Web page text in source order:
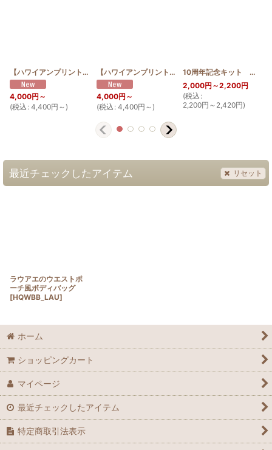
【ハワイアンプリントは見本と同じ色合い限定】お散歩 サコッシュ ジンベエザメ サクラ
4,000円 ～
(税込 : 4,400円 ～)
【ハワイアンプリントは見本と同じ色合い限定】お散歩 サコッシュ ジンベエザメ グンジョ
4,000円 ～
(税込 : 4,400円 ～)
10周年記念キット タツノオトシゴ 30cm
2,000円 ～2,200円
(税込 :
2,200円 ～2,420円)
最近チェックしたアイテム リセット
ラウアエのウエストポ
ーチ風ボディバッグ
[HQWBB_LAU]
ホーム
ショッピングカート
マイページ
最近チェックしたアイテム
特定商取引法表示